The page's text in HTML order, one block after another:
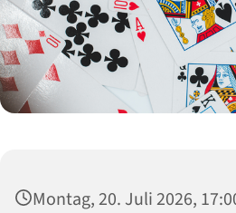
Montag, 20. Juli 2026,